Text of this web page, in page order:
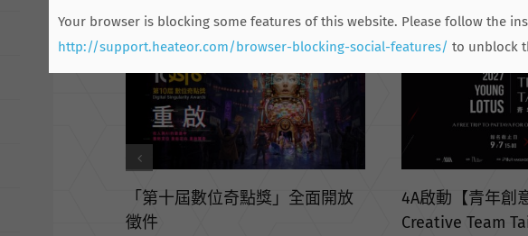
4A啟動【青年創意競賽】打造
Creative Team Taiwan 國際人才
OMD 贏得澳洲航
Your browser is blocking some features of this website. Please follow the
http://support.heateor.com/browser-blocking-social-features/ to unblock